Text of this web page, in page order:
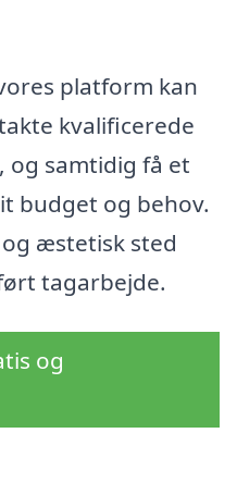
platform kan
kvalificerede
samtidig få et
budget og behov.
æstetisk sted
tagarbejde.
og